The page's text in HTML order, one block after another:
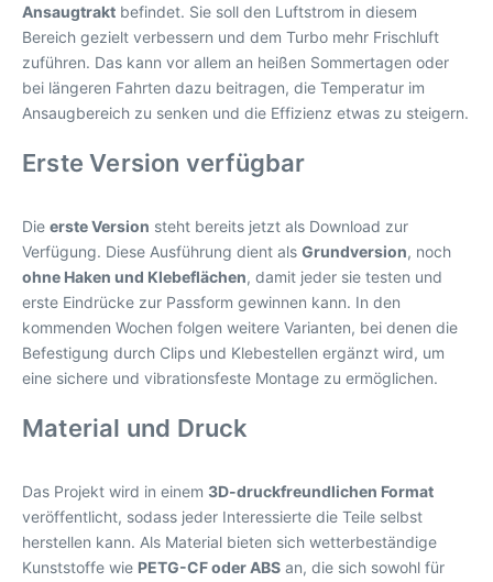
Ansaugtrakt befindet. Sie soll den Luftstrom in diesem
Bereich gezielt verbessern und dem Turbo mehr Frischluft
zuführen. Das kann vor allem an heißen Sommertagen oder
bei längeren Fahrten dazu beitragen, die Temperatur im
Ansaugbereich zu senken und die Effizienz etwas zu steigern.
Erste Version verfügbar
Die erste Version steht bereits jetzt als Download zur
Verfügung. Diese Ausführung dient als Grundversion, noch
ohne Haken und Klebeflächen, damit jeder sie testen und
erste Eindrücke zur Passform gewinnen kann. In den
kommenden Wochen folgen weitere Varianten, bei denen die
Befestigung durch Clips und Klebestellen ergänzt wird, um
eine sichere und vibrationsfeste Montage zu ermöglichen.
Material und Druck
Das Projekt wird in einem 3D-druckfreundlichen Format
veröffentlicht, sodass jeder Interessierte die Teile selbst
herstellen kann. Als Material bieten sich wetterbeständige
Kunststoffe wie PETG-CF oder ABS an, die sich sowohl für